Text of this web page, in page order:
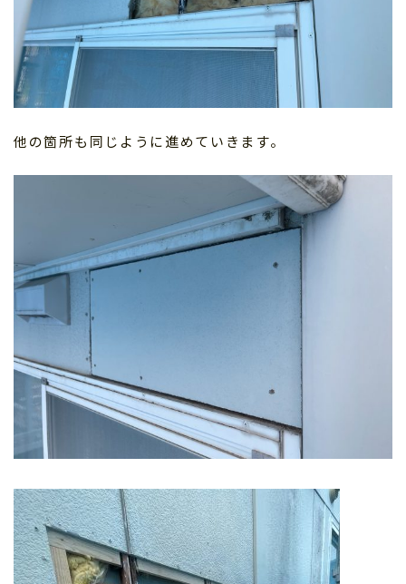
他の箇所も同じように進めていきます。